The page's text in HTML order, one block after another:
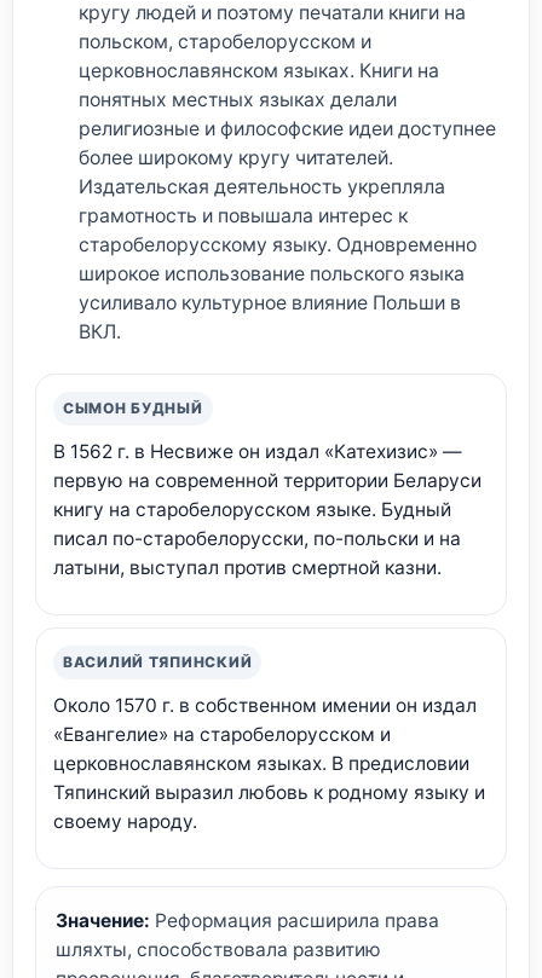
кругу людей и поэтому печатали книги на
польском, старобелорусском и
церковнославянском языках. Книги на
понятных местных языках делали
религиозные и философские идеи доступнее
более широкому кругу читателей.
Издательская деятельность укрепляла
грамотность и повышала интерес к
старобелорусскому языку. Одновременно
широкое использование польского языка
усиливало культурное влияние Польши в
ВКЛ.
СЫМОН БУДНЫЙ
В 1562 г. в Несвиже он издал «Катехизис» —
первую на современной территории Беларуси
книгу на старобелорусском языке. Будный
писал по-старобелорусски, по-польски и на
латыни, выступал против смертной казни.
ВАСИЛИЙ ТЯПИНСКИЙ
Около 1570 г. в собственном имении он издал
«Евангелие» на старобелорусском и
церковнославянском языках. В предисловии
Тяпинский выразил любовь к родному языку и
своему народу.
Значение: Реформация расширила права
шляхты, способствовала развитию